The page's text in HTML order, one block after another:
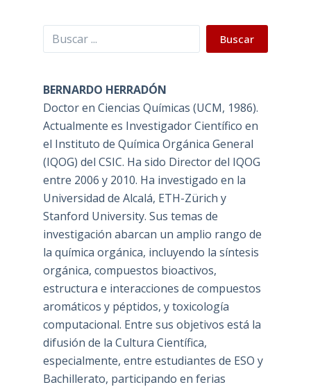
Buscar Buscar
BERNARDO HERRADÓN
Doctor en Ciencias Químicas (UCM, 1986).
Actualmente es Investigador Científico en
el Instituto de Química Orgánica General
(IQOG) del CSIC. Ha sido Director del IQOG
entre 2006 y 2010. Ha investigado en la
Universidad de Alcalá, ETH-Zürich y
Stanford University. Sus temas de
investigación abarcan un amplio rango de
la química orgánica, incluyendo la síntesis
orgánica, compuestos bioactivos,
estructura e interacciones de compuestos
aromáticos y péptidos, y toxicología
computacional. Entre sus objetivos está la
difusión de la Cultura Científica,
especialmente, entre estudiantes de ESO y
Bachillerato, participando en ferias